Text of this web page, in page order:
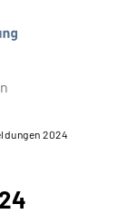
2024